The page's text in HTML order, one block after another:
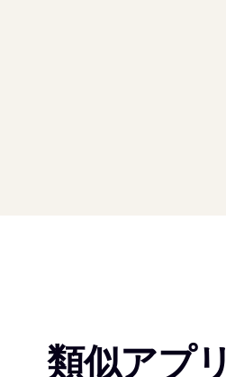
類似アプリ